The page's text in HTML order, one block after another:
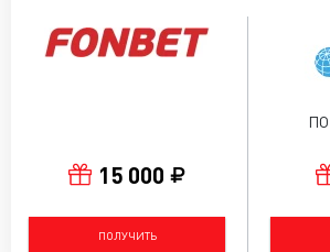
15 000
ПОЛУЧИТЬ